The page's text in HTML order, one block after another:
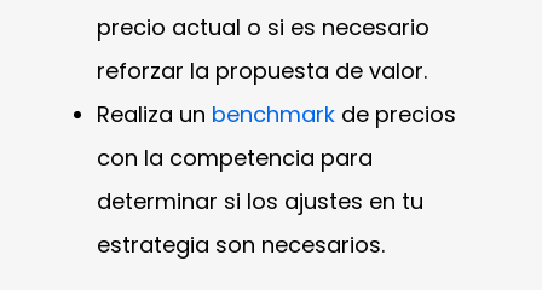
precio actual o si es necesario
reforzar la propuesta de valor.
Realiza un benchmark de precios
con la competencia para
determinar si los ajustes en tu
estrategia son necesarios.